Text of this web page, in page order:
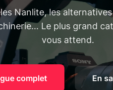
Nanlite, les
Le plus grand
vous attend.
complet En